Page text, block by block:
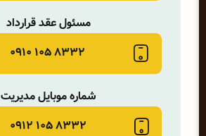
مسئول عقد قرارداد
۸۳۳۲ ۱۰۵ ۰۹۱۰
شماره موبایل مدیریت
8332 105 0912